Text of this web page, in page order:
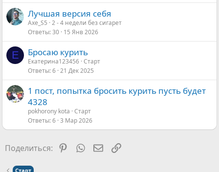
Лучшая версия себя
Axe_S5 2 - 4 недели без сигарет
Ответы 30 15 Янв 2026
Е Бросаю курить
Екатерина123456 Старт
Ответы 6 21 Дек 2025
1 пост, попытка бросить курить пусть будет
4328
pokhorony kota Старт
Ответы 6 3 Мар 2026
Поделиться: Pinterest
WhatsAppЭлектронная почта
Ссылка
Старт